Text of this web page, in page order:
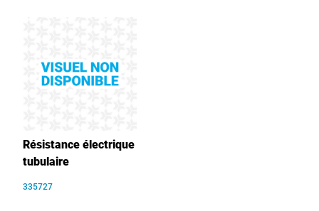
Résistance électrique
tubulaire
335727